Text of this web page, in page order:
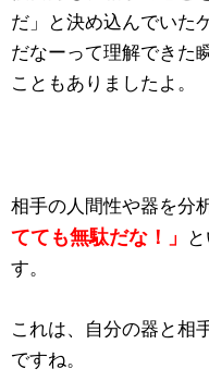
だ」と決め込んでいた
だなーって理解できた
こともありましたよ。
相手の人間性や器を分
てても無駄だな！」
す。
これは、自分の器と相
ですね。